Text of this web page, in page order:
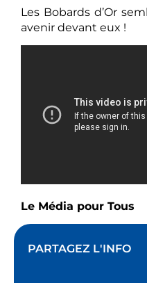
Les Bobards d’Or
avenir devant eux !
Le Média pour Tous
PARTAGEZ L'INFO